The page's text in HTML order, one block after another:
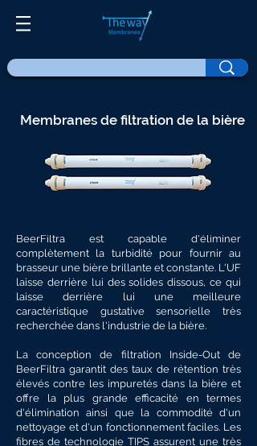
BeerFiltra est capable d'éliminer
complètement la turbidité pour fournir au
brasseur une bière brillante et constante. L'UF
laisse derrière lui des solides dissous, ce qui
laisse derrière lui une meilleure
caractéristique gustative sensorielle très
recherchée dans l'industrie de la bière.
La conception de filtration Inside-Out de
BeerFiltra garantit des taux de rétention très
élevés contre les impuretés dans la bière et
offre la plus grande efficacité en termes
d'élimination ainsi que la commodité d'un
nettoyage et d'un fonctionnement faciles. Les
fibres de technologie TIPS assurent une très
Membranes de filtration de la bière